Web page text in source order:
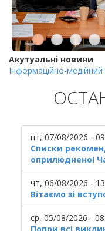
Акутуальні новини
Інформаційно-
пт, 07/08/2026 -
Списки
оприлюднено!
чт, 06/08/2026 -
Вітаємо зі
ср, 05/08/2026 -
Попри всі